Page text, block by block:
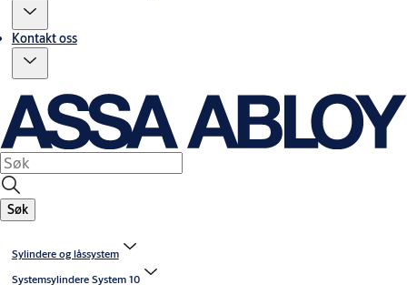
Kontakt oss
Søk
Sylindere og låssystem
Systemsylindere System 10